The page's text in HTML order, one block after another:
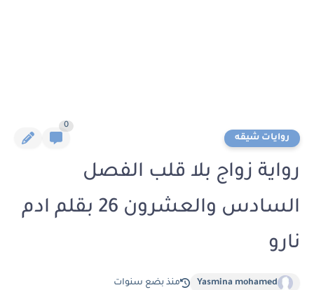
روايات شيقه
0
رواية زواج بلا قلب الفصل
السادس والعشرون 26 بقلم ادم
نارو
Yasmina mohamed منذ بضع سنوات